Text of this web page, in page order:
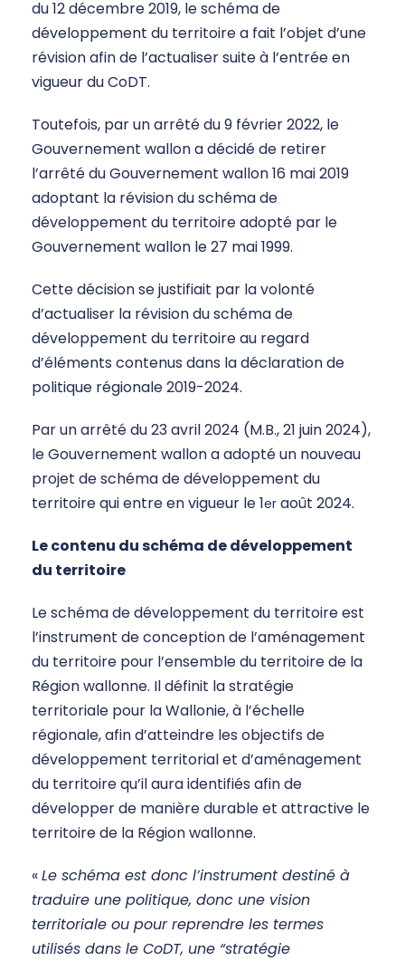
du 12 décembre 2019, le schéma de
développement du territoire a fait l’objet d’une
révision afin de l’actualiser suite à l’entrée en
vigueur du CoDT.
Toutefois, par un arrêté du 9 février 2022, le
Gouvernement wallon a décidé de retirer
l’arrêté du Gouvernement wallon 16 mai 2019
adoptant la révision du schéma de
développement du territoire adopté par le
Gouvernement wallon le 27 mai 1999.
Cette décision se justifiait par la volonté
d’actualiser la révision du schéma de
développement du territoire au regard
d’éléments contenus dans la déclaration de
politique régionale 2019-2024.
Par un arrêté du 23 avril 2024 (M.B., 21 juin 2024),
le Gouvernement wallon a adopté un nouveau
projet de schéma de développement du
territoire qui entre en vigueur le 1er août 2024.
Le contenu du schéma de développement
du territoire
Le schéma de développement du territoire est
l’instrument de conception de l’aménagement
du territoire pour l’ensemble du territoire de la
Région wallonne. Il définit la stratégie
territoriale pour la Wallonie, à l’échelle
régionale, afin d’atteindre les objectifs de
développement territorial et d’aménagement
du territoire qu’il aura identifiés afin de
développer de manière durable et attractive le
territoire de la Région wallonne.
«Le schéma est donc l’instrument destiné à
traduire une politique, donc une vision
territoriale ou pour reprendre les termes
utilisés dans le CoDT, une “stratégie